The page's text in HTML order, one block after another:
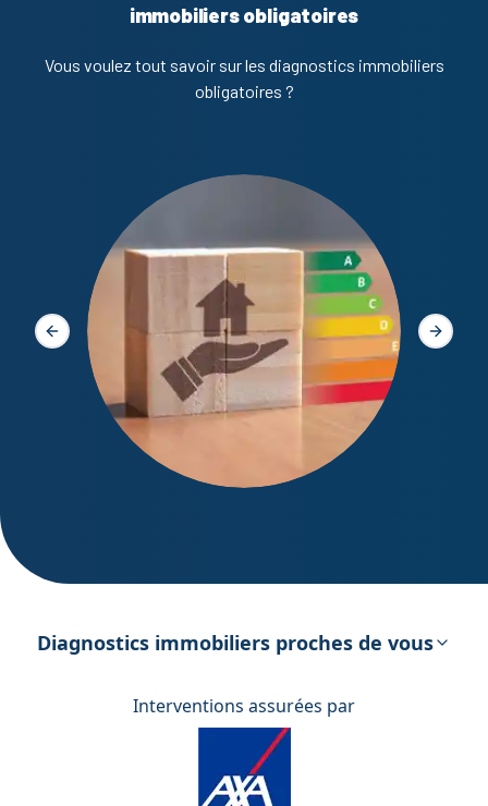
immobiliers obligatoires
Vous voulez tout savoir sur les diagnostics immobiliers
obligatoires ?
énergétique
Slide précédente Slide
Diagnostics immobiliers proches de vous
Interventions assurées par